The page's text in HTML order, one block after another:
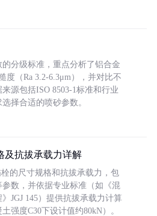
分级标准，重点分析了铝合金
度（Ra 3.2-6.3μm），并对比不
源包括ISO 8503-1标准和行业
择合适的喷砂参数。
及抗拔承载力详解
的尺寸规格和抗拔承载力，包
数，并依据专业标准（如《混
JGJ 145）提供抗拔承载力计算
强度C30下设计值约80kN）。